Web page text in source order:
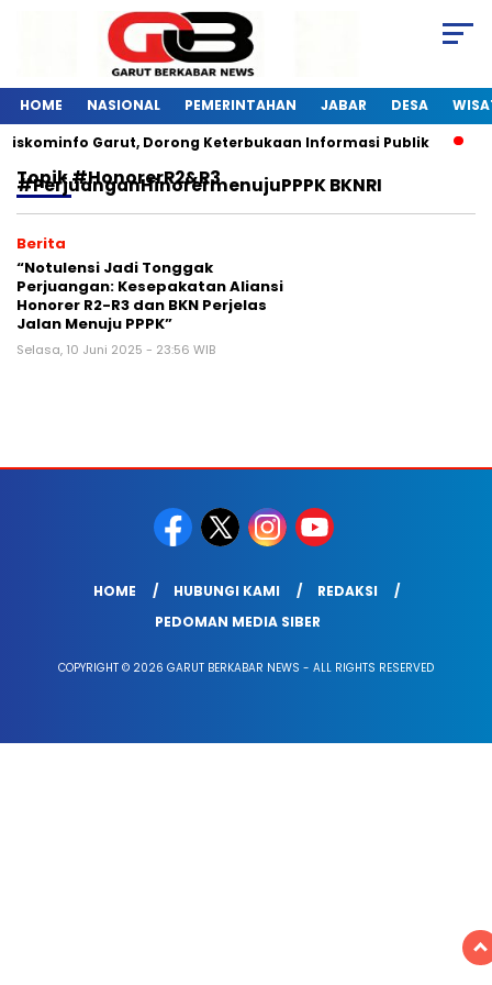
HOME NASIONAL PEMERINTAHAN JABAR DESA
Garut, Dorong Keterbukaan Informasi Publik
Topik#honorerR2&R3
#perjuanganHinorermenujuPPPK BKNRI
Berita
“Notulensi Jadi Tonggak
Perjuangan: Kesepakatan Aliansi
Honorer R2-R3 dan BKN Perjelas
Jalan Menuju PPPK”
Selasa, 10 Juni 2025 - 23:56 WIB
HOME HUBUNGI KAMI
REDAKSI
PEDOMAN MEDIA SIBER
COPYRIGHT © 2026 GARUT BERKABAR NEWS - ALL RIGHTS RESERVED